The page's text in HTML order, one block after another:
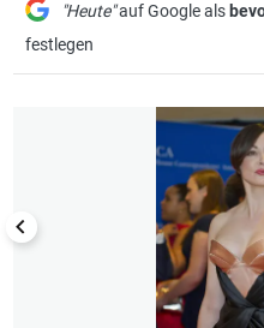
"Heute"auf Google als
festlegen
1/29